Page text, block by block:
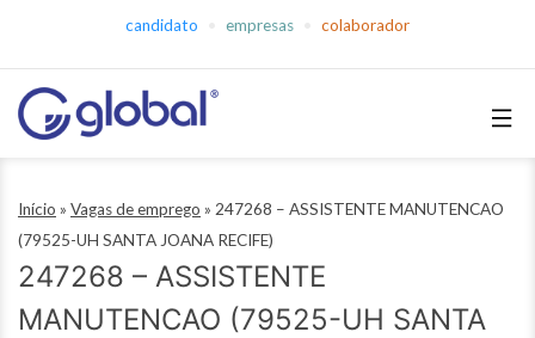
conteúdo
candidato empresas colaborador
Empregos
Início » Vagas de emprego » 247268 – ASSISTENTE MANUTENCAO
(79525-UH SANTA JOANA RECIFE)
247268 – ASSISTENTE
MANUTENCAO (79525-UH SANTA